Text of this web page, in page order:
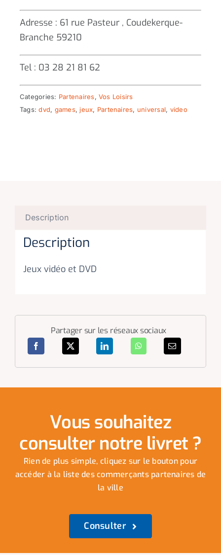
Adresse : 61 rue Pasteur , Coudekerque-
Branche 59210
Tel : 03 28 21 81 62
Categories: Partenaires, Vos Loisirs
Tags:dvd, games, jeux, Partenaires, universal, video
Description
Description
Jeux vidéo et DVD
Partager sur les réseaux sociaux
Vous souhaitez
consulter notre livret ?
Rien de plus simple, cliquez sur le bouton pour
accéder à la liste des commerçants partenaires de
la ville
Consulter